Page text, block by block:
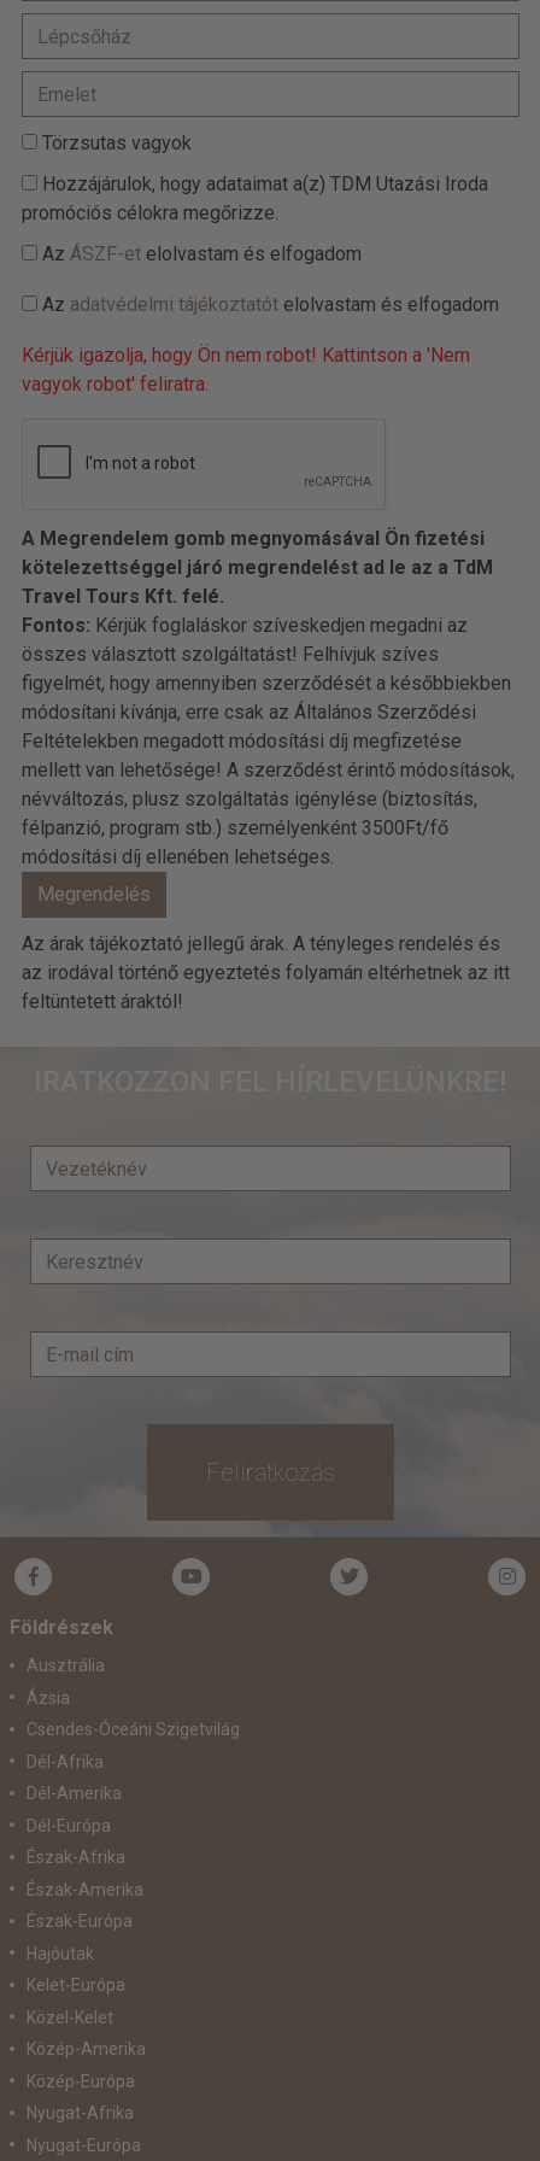
Törzsutas vagyok
Hozzájárulok, hogy adataimat a(z) TDM Utazási Iroda
promóciós célokra megőrizze.
Az ÁSZF-etelolvastam és elfogadom
Az adatvédelmi tájékoztatótelolvastam és elfogadom
Kérjük igazolja, hogy Ön nem robot! Kattintson a 'Nem
vagyok robot' feliratra.
A Megrendelem gomb megnyomásával Ön fizetési
kötelezettséggel járó megrendelést ad le az a TdM
Travel Tours Kft. felé.
Fontos: Kérjük foglaláskor szíveskedjen megadni az
összes választott szolgáltatást! Felhívjuk szíves
figyelmét, hogy amennyiben szerződését a későbbiekben
módosítani kívánja, erre csak az Általános Szerződési
Feltételekben megadott módosítási díj megfizetése
mellett van lehetősége! A szerződést érintő módosítások,
névváltozás, plusz szolgáltatás igénylése (biztosítás,
félpanzió, program stb.) személyenként 3500Ft/fő
módosítási díj ellenében lehetséges.
Az árak tájékoztató jellegű árak. A tényleges rendelés és
az irodával történő egyeztetés folyamán eltérhetnek az itt
feltüntetett áraktól!
Feliratkozás
Földrészek
Ausztrália
Ázsia
Csendes-Óceáni Szigetvilág
Dél-Afrika
Dél-Amerika
Dél-Európa
Észak-Afrika
Észak-Amerika
Észak-Európa
Hajóutak
Kelet-Európa
Közel-Kelet
Közép-Amerika
Közép-Európa
Nyugat-Afrika
Nyugat-Európa